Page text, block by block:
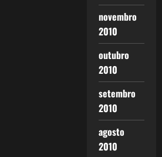
novembro
2010
outubro
2010
setembro
2010
agosto
2010